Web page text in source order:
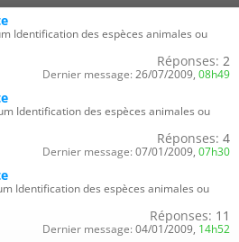
Identification des espèces animales ou
Réponses: 2
Dernier message: 26/07/2009, 08h49
Identification des espèces animales ou
Réponses: 4
Dernier message: 07/01/2009, 07h30
Identification des espèces animales ou
Réponses: 11
Dernier message: 04/01/2009, 14h52